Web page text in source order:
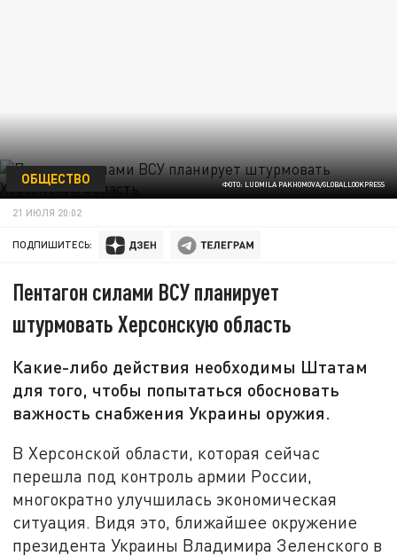
ФОТО: LUDMILA PAKHOMOVA/GLOBALLOOKPRESS
ОБЩЕСТВО
21 ИЮЛЯ 20:02
ПОДПИШИТЕСЬ:
Пентагон силами ВСУ планирует
штурмовать Херсонскую область
Какие-либо действия необходимы Штатам
для того, чтобы попытаться обосновать
важность снабжения Украины оружия.
В Херсонской области, которая сейчас
перешла под контроль армии России,
многократно улучшилась экономическая
ситуация. Видя это, ближайшее окружение
президента Украины Владимира Зеленского в